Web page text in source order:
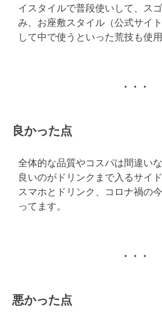
イスタイルで普段使いして、ス
み、お座敷スタイル（公式サイ
して中で使うといった荒技も使
・・・
良かった点
全体的な品質やコスパは間違い
良いのがドリンクまで入るサイ
スマホとドリンク、コロナ禍の
ってます。
・・・
悪かった点